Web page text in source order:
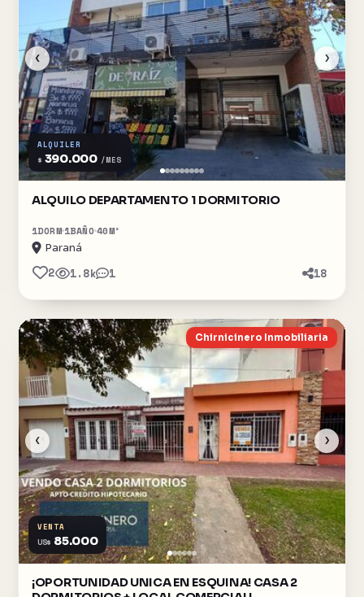
‹ ›
ALQUILER
$ 390.000 /MES
ALQUILO DEPARTAMENTO 1 DORMITORIO
1DORM 1BAÑO40M²
Paraná
2 1.8k 1 18
‹ ›
Chirnicinero Inmobiliaria
VENTA
US$ 85.000
¡OPORTUNIDAD UNICA EN ESQUINA! CASA 2